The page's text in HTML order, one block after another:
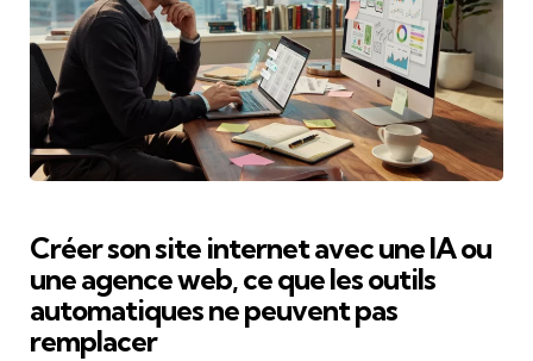
Créer son site internet avec une IA ou
une agence web, ce que les outils
automatiques ne peuvent pas
remplacer